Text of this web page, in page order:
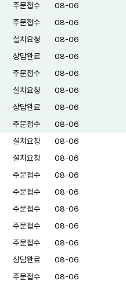
주문접수
08-06
주문접수
08-06
설치요청
08-06
상담완료
08-06
주문접수
08-06
설치요청
08-06
상담완료
08-06
주문접수
08-06
설치요청
08-06
설치요청
08-06
주문접수
08-06
주문접수
08-06
주문접수
08-06
주문접수
08-06
주문접수
08-06
상담완료
08-06
주문접수 08-06